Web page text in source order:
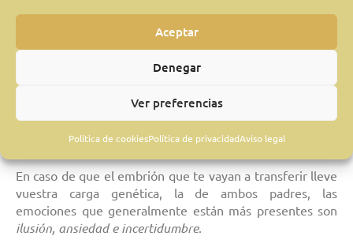
Aceptar
Denegar
Ver preferencias
Política de cookiesPolítica de privacidadAviso legal
es decir, cuales son los posibles resultados del
tratamiento, y
prevenir la respuesta
que tendrás en
cada una de ellas. Esto de dará mayor sensación de
control de la situación.
Dependiendo de la tesitura en la que os encontréis,
experimentaréis unas emociones u otras.
En caso de que el embrión que te vayan a transferir lleve
vuestra carga genética, la de ambos padres, las
emociones que generalmente están más presentes son
ilusión, ansiedad e incertidumbre.